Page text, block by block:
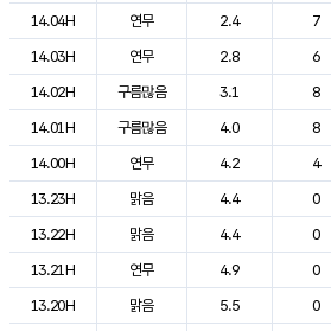
14.04H
연무 2.4 7
14.03H
연무 2.8 6
14.02H
구름많음 3.1 8
14.01H
구름많음 4.0 8
14.00H
연무 4.2 4
13.23H
맑음 4.4 0
13.22H
맑음 4.4 0
13.21H
연무 4.9 0
13.20H
맑음 5.5 0